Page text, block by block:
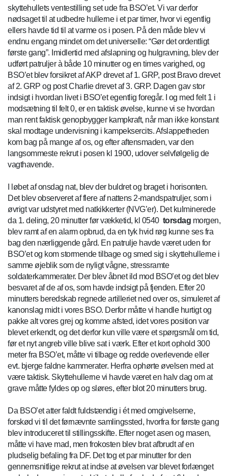
skyttehullets ventestilling set ude fra BSO’et. Vi var derfor
nødsaget til at udbedre hullerne i et par timer, hvor vi egentlig
ellers havde tid til at varme os i posen. På den måde blev vi
endnu engang mindet om det universelle: “Gør det ordentligt
første gang”. Imidlertid med afslapning og hulgravning, blev der
udført patruljer à både 10 minutter og en times varighed, og
BSO’et blev forsikret af AKP drevet af 1. GRP, post Bravo drevet
af 2. GRP og post Charlie drevet af 3. GRP. Dagen gav stor
indsigt i hvordan livet i BSO’et egentlig foregår. I og med felt 1 i
modsætning til felt 0, er en taktisk øvelse, kunne vi se hvordan
man rent faktisk genopbygger kampkraft, når man ikke konstant
skal modtage undervisning i kampeksercits. Afslappetheden
kom bag på mange af os, og efter aftensmaden, var den
langsommeste rekrut i posen kl 1900, udover selvfølgelig de
vagthavende.
I løbet af onsdag nat, blev der buldret og braget i horisonten.
Det blev observeret af flere af nattens 2-mandspatruljer, som i
øvrigt var udstyret med natkikkerter (NVG’er). Det kulminerede
da 1. deling, 20 minutter før vækketid, kl 0540 torsdag morgen,
blev ramt af en alarm opbrud, da en tyk hvid røg kunne ses fra
bag den nærliggende gård. En patrulje havde været uden for
BSO’et og kom stormende tilbage og smed sig i skyttehullerne i
samme øjeblik som de nyligt vågne, stressramte
soldaterkammerater. Der blev åbnet ild mod BSO’et og det blev
besvaret af de af os, som havde indsigt på fjenden. Efter 20
minutters beredskab regnede artilleriet ned over os, simuleret af
kanonslag midt i vores BSO. Derfor måtte vi handle hurtigt og
pakke alt vores grej og komme afsted, idet vores position var
blevet erkendt, og det derfor kun ville være et spørgsmål om tid,
før et nyt angreb ville blive sat i værk. Efter et kort ophold 300
meter fra BSO’et, måtte vi tilbage og redde overlevende eller
evt. bjerge faldne kammerater. Herfra ophørte øvelsen med at
være taktisk. Skyttehullerne vi havde været en halv dag om at
grave måtte fyldes op og sløres, efter blot 20 minutters brug.
Da BSO’et atter faldt fuldstændig i ét med omgivelserne,
forskød vi til det førnævnte samlingssted, hvorfra for første gang
blev introduceret til stillingsskifte. Efter noget asen og masen,
måtte vi have mad, men frokosten blev brat afbrudt af en
pludselig befaling fra DF. Det tog et par minutter for den
gennemsnitlige rekrut at indse at øvelsen var blevet forlænget